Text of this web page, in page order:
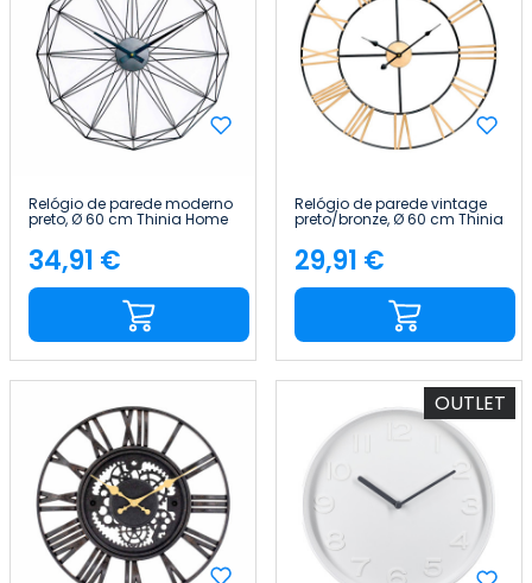
Relógio de parede moderno
preto, Ø 60 cm Thinia Home
Preço
34,91 €
Relógio de parede vintage
preto/bronze, Ø 60 cm Thinia
Preço
29,91 €
OUTLET